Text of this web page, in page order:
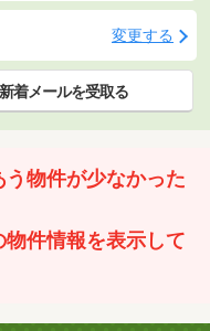
変更する
新着メールを受取る
物件が少なかった
件情報を表示して